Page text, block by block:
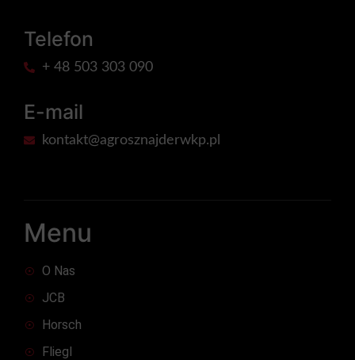
Telefon
+ 48 503 303 090
E-mail
kontakt@agrosznajderwkp.pl
Menu
O Nas
JCB
Horsch
Fliegl